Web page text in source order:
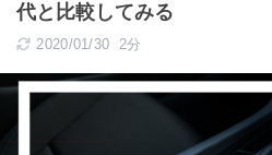
代と比較してみる
2020/01/30 2分